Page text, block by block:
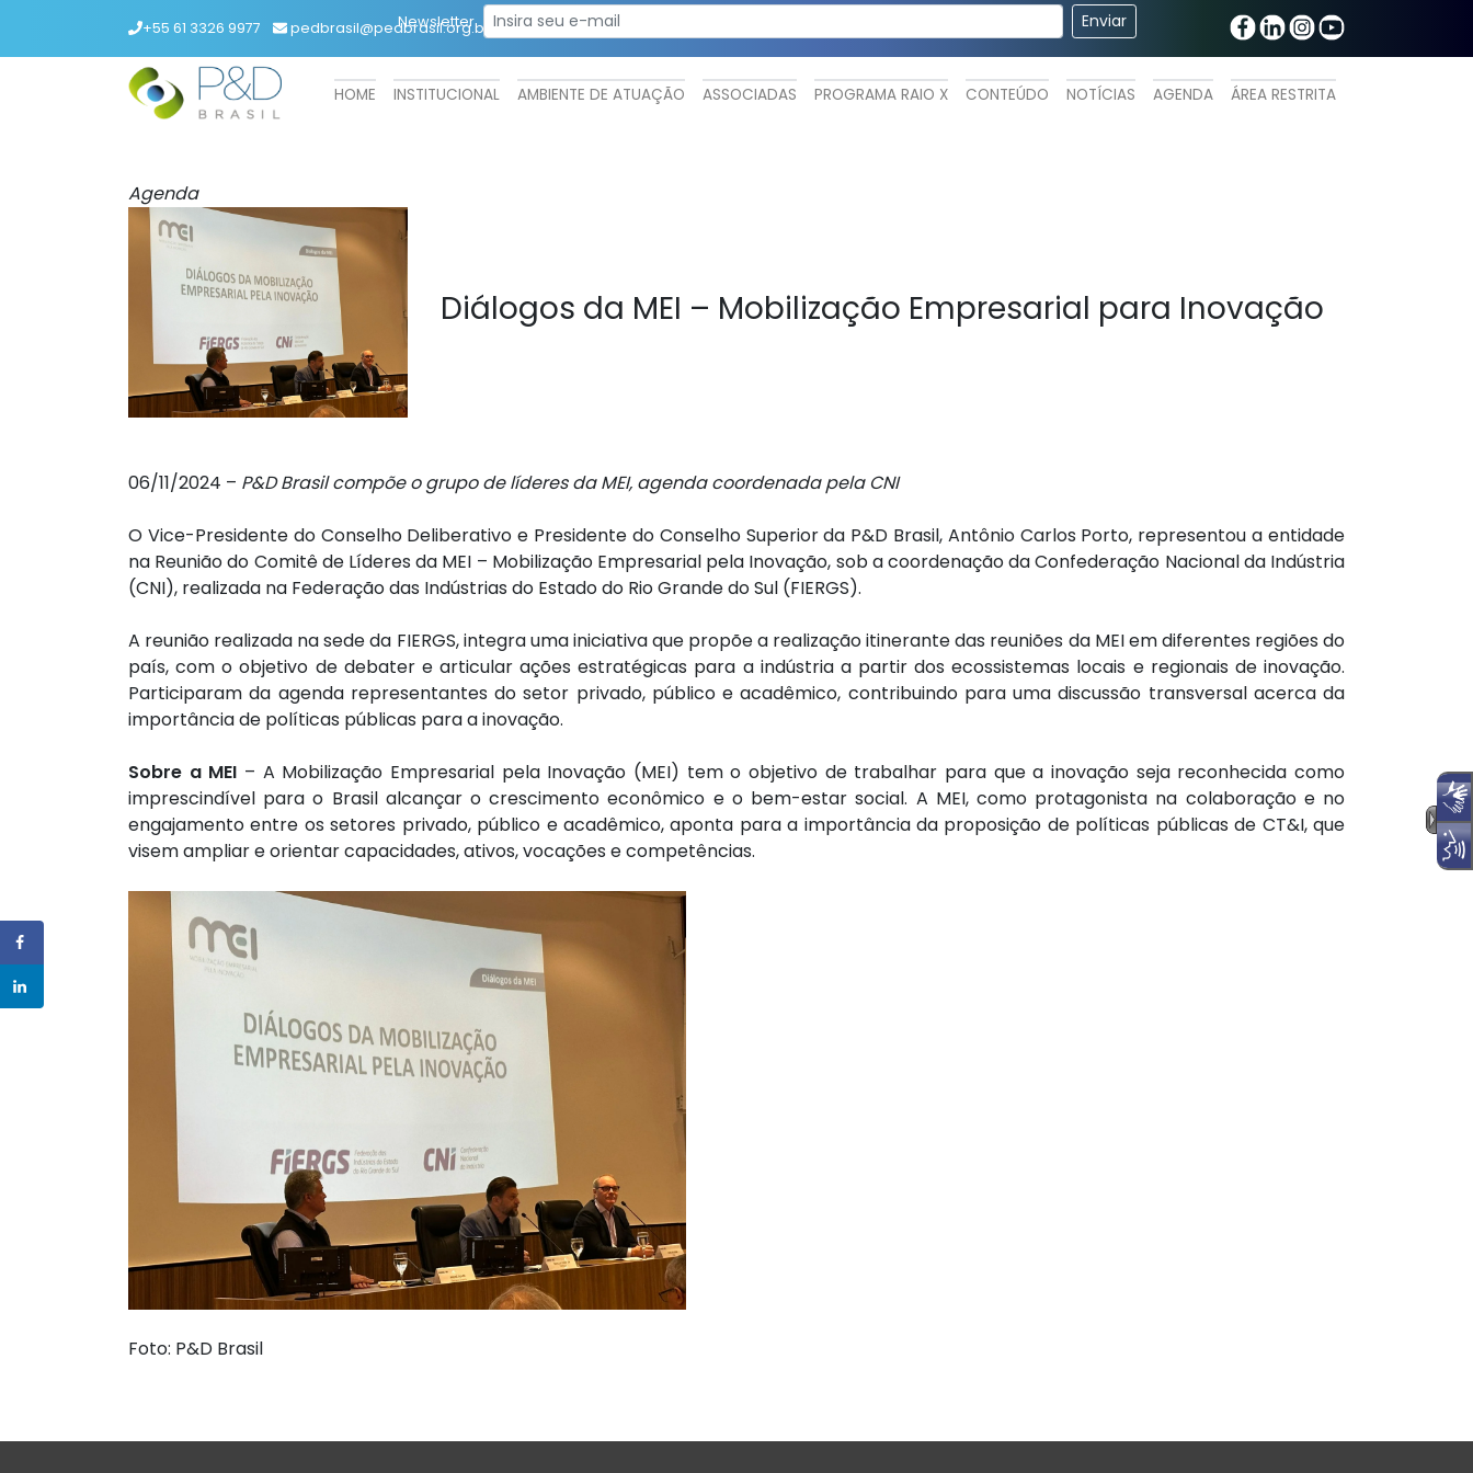
+55 61 3326 9977 pedbrasil@pedbrasil.org.br
Newsletter
HOME INSTITUCIONAL AMBIENTE DE ATUAÇÃO ASSOCIADAS PROGRAMA RAIO X CONTEÚDO NOTÍCIAS AGENDA ÁREA RESTRITA
Agenda
Diálogos da MEI – Mobilização Empresarial para Inovação
06/11/2024 – P&D Brasil compõe o grupo de líderes da MEI, agenda coordenada pela CNI
O Vice-Presidente do Conselho Deliberativo e Presidente do Conselho Superior da P&D Brasil, Antônio Carlos Porto, representou a entidade
na Reunião do Comitê de Líderes da MEI – Mobilização Empresarial pela Inovação, sob a coordenação da Confederação Nacional da Indústria
(CNI), realizada na Federação das Indústrias do Estado do Rio Grande do Sul (FIERGS).
A reunião realizada na sede da FIERGS, integra uma iniciativa que propõe a realização itinerante das reuniões da MEI em diferentes regiões do
país, com o objetivo de debater e articular ações estratégicas para a indústria a partir dos ecossistemas locais e regionais de inovação.
Participaram da agenda representantes do setor privado, público e acadêmico, contribuindo para uma discussão transversal acerca da
importância de políticas públicas para a inovação.
Sobre a MEI – A Mobilização Empresarial pela Inovação (MEI) tem o objetivo de trabalhar para que a inovação seja reconhecida como
imprescindível para o Brasil alcançar o crescimento econômico e o bem-estar social. A MEI, como protagonista na colaboração e no
engajamento entre os setores privado, público e acadêmico, aponta para a importância da proposição de políticas públicas de CT&I, que
visem ampliar e orientar capacidades, ativos, vocações e competências.
Foto: P&D Brasil